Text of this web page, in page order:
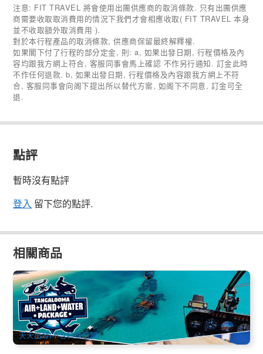
注意: FIT TRAVEL 將會使用出團供應商的取消條款. 只有出團供應
商需要收取取消費用的情況下我們才會相應收取( FIT TRAVEL 本身
並不收取額外取消費用 ).
對於本行程產品的取消條款, 供應商保留最終解釋權.
如果閣下付了行程的部分定金, 則: a, 如果出發日期, 行程價格及內
容均跟我方網上符合, 客服同事會馬上確認 不作另行通知. 訂金此時
不作任何退款. b, 如果出發日期, 行程價格及內容跟我方網上不符
合, 客服同事會向阁下提出所以替代方案, 如阁下不同意, 訂金可全
退.
點評
暫時沒有點評
登入 留下您的點評.
相關商品
水陸空優惠 | 布里斯本摩頓島/海豚島3天2夜特價套餐(含船票
+島上住宿+直升機+餵海豚+滑沙探險) Tangalooma Funtastic
Package 3Days 2Nights
2.4k 已預訂
AUD $533.00 $560.00
BNE02159
天天出發(不含特殊日期)